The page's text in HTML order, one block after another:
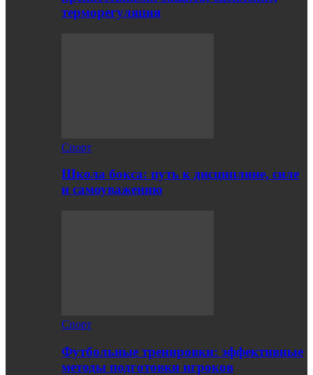
терморегуляция
Спорт
Школа бокса: путь к дисциплине, силе
и самоуважению
Спорт
Футбольные тренировки: эффективные
методы подготовки игроков